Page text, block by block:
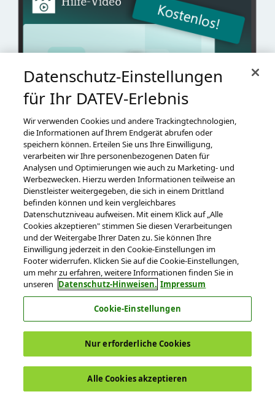
Hilfe-Videos
beantworten häufige Fragen zu DATEV-
Lösungen.
Sie sind nicht eingeloggt.(Anmelden)
© 2026 DATEV eG
Impressum
Cookie-Einstellungen
Datenschutz-Einstellungen
für Ihr DATEV-Erlebnis
Wir verwenden Cookies und andere Trackingtechnologien,
die Informationen auf Ihrem Endgerät abrufen oder
speichern können. Erteilen Sie uns Ihre Einwilligung,
verarbeiten wir Ihre personenbezogenen Daten für
Analysen und Optimierungen wie auch zu Marketing- und
Werbezwecken. Hierzu werden Informationen teilweise an
Dienstleister weitergegeben, die sich in einem Drittland
befinden können und kein vergleichbares
Datenschutzniveau aufweisen. Mit einem Klick auf „Alle
Cookies akzeptieren" stimmen Sie diesen Verarbeitungen
und der Weitergabe Ihrer Daten zu. Sie können Ihre
Einwilligung jederzeit in den Cookie-Einstellungen im
Footer widerrufen. Klicken Sie auf die Cookie-Einstellungen,
um mehr zu erfahren, weitere Informationen finden Sie in
unseren Datenschutz-Hinweisen. Impressum
Cookie-Einstellungen
Nur erforderliche Cookies
Alle Cookies akzeptieren